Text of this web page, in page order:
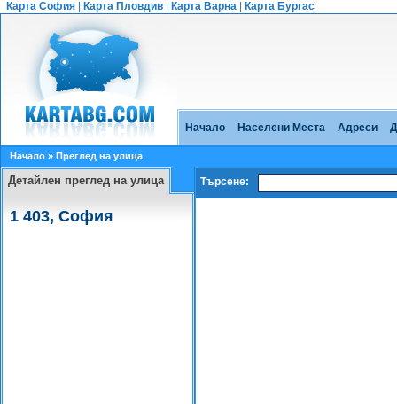
Карта София Карта Пловдив Карта Варна Карта Бургас
Начало Населени Места Адреси
Начало » Преглед на улица
Детайлен преглед на улица
1 403, София
Търсене: